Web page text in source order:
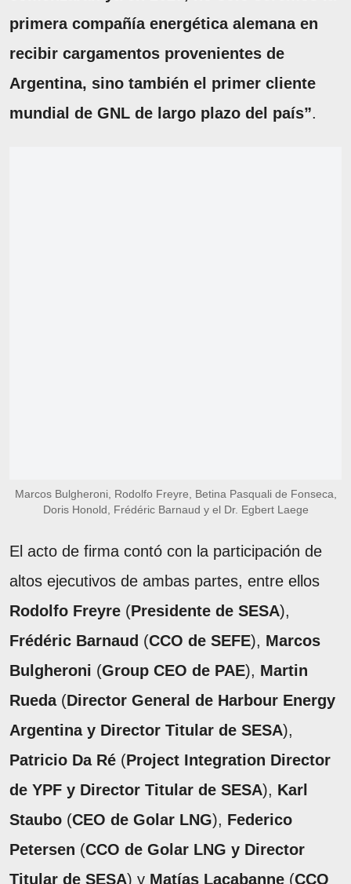
primera compañía energética alemana en
recibir cargamentos provenientes de
Argentina, sino también el primer cliente
mundial de GNL de largo plazo del país”.
Marcos Bulgheroni, Rodolfo Freyre, Betina Pasquali de Fonseca,
Doris Honold, Frédéric Barnaud y el Dr. Egbert Laege
El acto de firma contó con la participación de
altos ejecutivos de ambas partes, entre ellos
Rodolfo Freyre (Presidente de SESA),
Frédéric Barnaud (CCO de SEFE), Marcos
Bulgheroni (Group CEO de PAE), Martin
Rueda(Director General de Harbour Energy
Argentina y Director Titular de SESA),
Patricio Da Ré (Project Integration Director
de YPF y Director Titular de SESA), Karl
Staubo (CEO de Golar LNG), Federico
Petersen (CCO de Golar LNG y Director
Titular de SESA) y Matías Lacabanne (CCO